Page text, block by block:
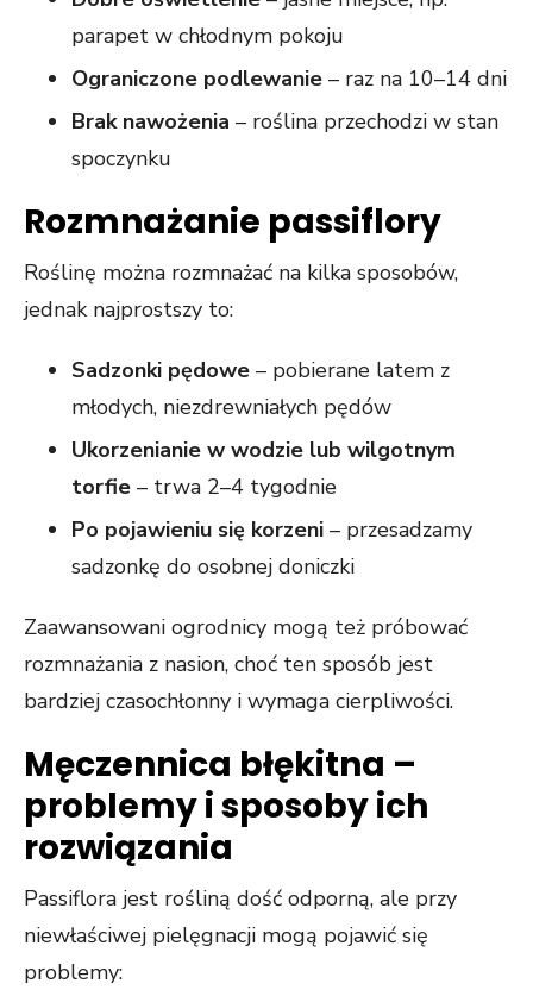
parapet w chłodnym pokoju
Ograniczone podlewanie – raz na 10–14 dni
Brak nawożenia – roślina przechodzi w stan
spoczynku
Rozmnażanie passiflory
Roślinę można rozmnażać na kilka sposobów,
jednak najprostszy to:
Sadzonki pędowe – pobierane latem z
młodych, niezdrewniałych pędów
Ukorzenianie w wodzie lub wilgotnym
torfie – trwa 2–4 tygodnie
Po pojawieniu się korzeni – przesadzamy
sadzonkę do osobnej doniczki
Zaawansowani ogrodnicy mogą też próbować
rozmnażania z nasion, choć ten sposób jest
bardziej czasochłonny i wymaga cierpliwości.
Męczennica błękitna –
problemy i sposoby ich
rozwiązania
Passiflora jest rośliną dość odporną, ale przy
niewłaściwej pielęgnacji mogą pojawić się
problemy: